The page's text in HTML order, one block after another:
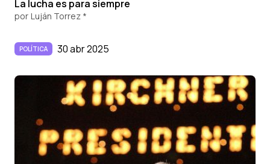
La lucha es para siempre
por Luján Torrez *
POLÍTICA 30 abr 2025